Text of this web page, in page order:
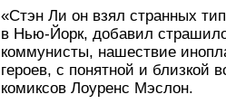
«Стэн Ли он взял странных
в Нью-Йорк, добавил
коммунисты, нашествие
героев, с понятной и близкой
комиксов Лоуренс Мэслон.